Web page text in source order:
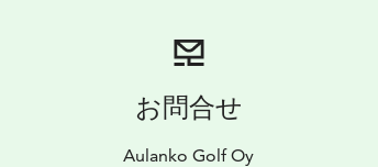
お問合せ
Aulanko Golf Oy